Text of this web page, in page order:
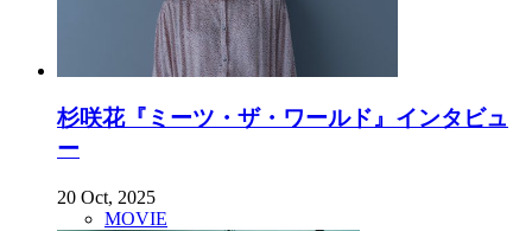
杉咲花『ミーツ・ザ・ワールド』インタビュ
ー
20 Oct, 2025
MOVIE